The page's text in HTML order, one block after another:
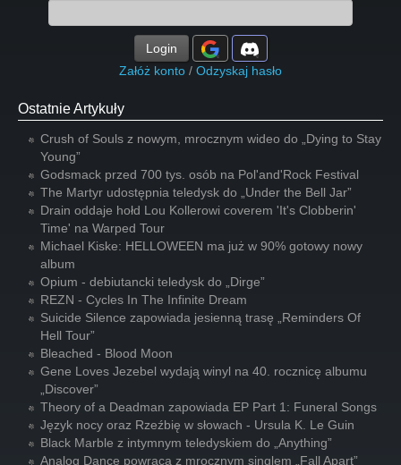
Login
Załóż konto / Odzyskaj hasło
Ostatnie Artykuły
Crush of Souls z nowym, mrocznym wideo do „Dying to Stay
Young”
Godsmack przed 700 tys. osób na Pol'and'Rock Festival
The Martyr udostępnia teledysk do „Under the Bell Jar”
Drain oddaje hołd Lou Kollerowi coverem 'It's Clobberin'
Time' na Warped Tour
Michael Kiske: HELLOWEEN ma już w 90% gotowy nowy
album
Opium - debiutancki teledysk do „Dirge”
REZN - Cycles In The Infinite Dream
Suicide Silence zapowiada jesienną trasę „Reminders Of
Hell Tour”
Bleached - Blood Moon
Gene Loves Jezebel wydają winyl na 40. rocznicę albumu
„Discover”
Theory of a Deadman zapowiada EP Part 1: Funeral Songs
Język nocy oraz Rzeźbię w słowach - Ursula K. Le Guin
Black Marble z intymnym teledyskiem do „Anything”
Analog Dance powraca z mrocznym singlem „Fall Apart”